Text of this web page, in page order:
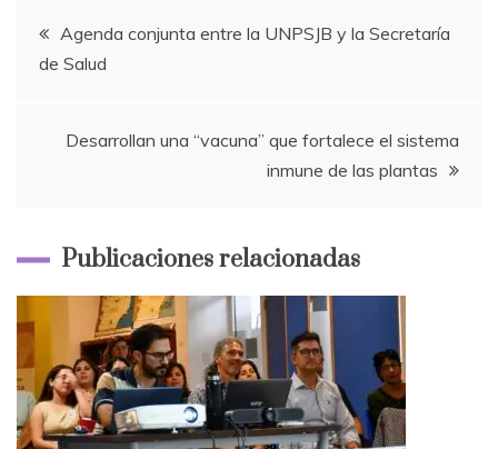
Navegación
de
entradas
Agenda conjunta entre la UNPSJB y la Secretaría
de Salud
Desarrollan una “vacuna” que fortalece el sistema
inmune de las plantas
Publicaciones relacionadas